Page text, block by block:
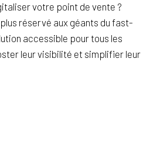
votre point de vente ?
réservé aux géants du fast-
accessible pour tous les
leur visibilité et simplifier leur